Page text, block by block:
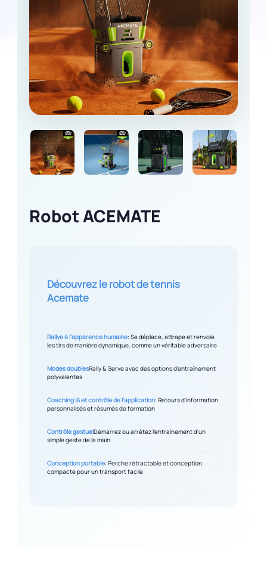
Robot ACEMATE
Découvrez le robot de tennis
Acemate
Rallye à l'apparence humaine: Se déplace, attrape et renvoie
les tirs de manière dynamique, comme un véritable adversaire
Modes doublesRally & Serve avec des options d'entraînement
polyvalentes
Coaching IA et contrôle de l'application: Retours d'information
personnalisés et résumés de formation
Contrôle gestuelDémarrez ou arrêtez l'entraînement d'un
simple geste de la main.
Conception portable: Perche rétractable et conception
compacte pour un transport facile